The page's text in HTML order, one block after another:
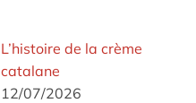
L’histoire de la crème
catalane
12/07/2026